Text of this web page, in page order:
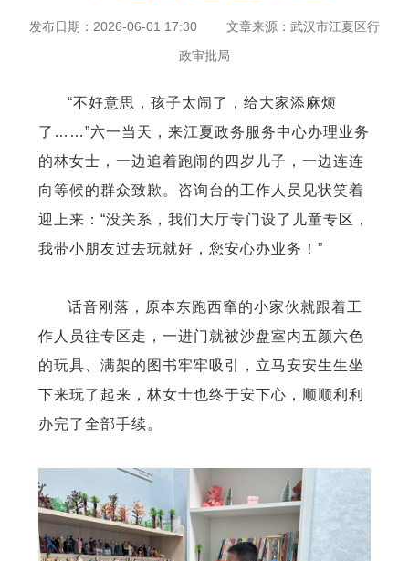
发布日期：2026-06-01 17:30 文章来源：武汉市江夏区行
政审批局
“不好意思，孩子太闹了，给大家添麻烦
了……”六一当天，来江夏政务服务中心办理业务
的林女士，一边追着跑闹的四岁儿子，一边连连
向等候的群众致歉。咨询台的工作人员见状笑着
迎上来：“没关系，我们大厅专门设了儿童专区，
我带小朋友过去玩就好，您安心办业务！”
话音刚落，原本东跑西窜的小家伙就跟着工
作人员往专区走，一进门就被沙盘室内五颜六色
的玩具、满架的图书牢牢吸引，立马安安生生坐
下来玩了起来，林女士也终于安下心，顺顺利利
办完了全部手续。